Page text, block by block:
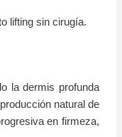
lifting sin cirugía.
la dermis profunda
natural de
en firmeza,